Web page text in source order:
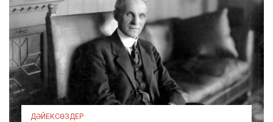
ДӘЙЕКСӨЗДЕР